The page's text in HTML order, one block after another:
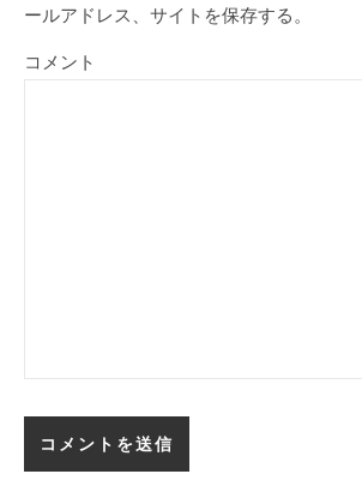
ールアドレス、サイトを保存する。
コメント